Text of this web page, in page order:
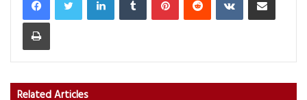
Print
Related Articles